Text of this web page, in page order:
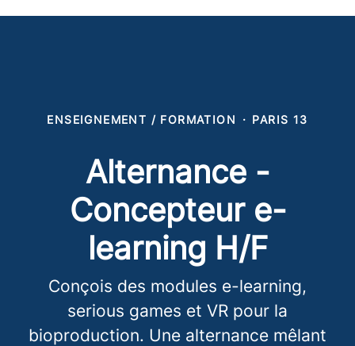
ENSEIGNEMENT / FORMATION · PARIS 13
Alternance -
Concepteur e-
learning H/F
Conçois des modules e-learning,
serious games et VR pour la
bioproduction. Une alternance mêlant